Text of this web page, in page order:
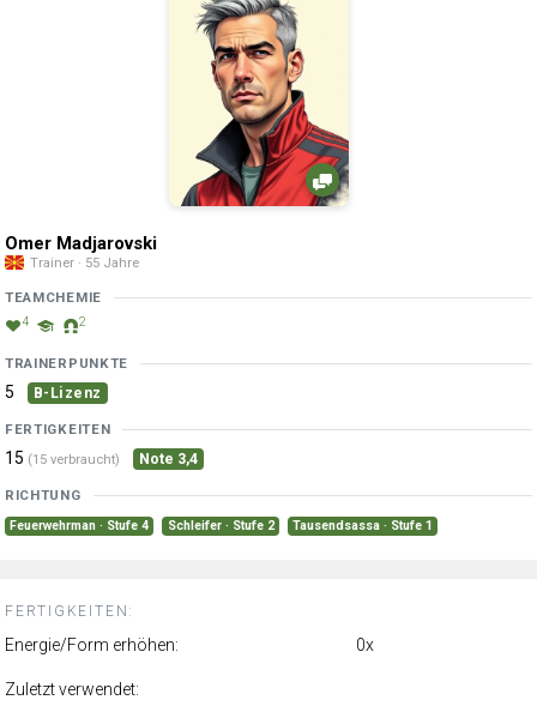
Omer Madjarovski
Trainer · 55 Jahre
TEAMCHEMIE
4 2
TRAINERPUNKTE
5 B-Lizenz
FERTIGKEITEN
15 (15 verbraucht) Note 3,4
RICHTUNG
Feuerwehrman · Stufe 4 Schleifer · Stufe 2 Tausendsassa · Stufe 1
FERTIGKEITEN:
Energie/Form erhöhen: 0x
Zuletzt verwendet: